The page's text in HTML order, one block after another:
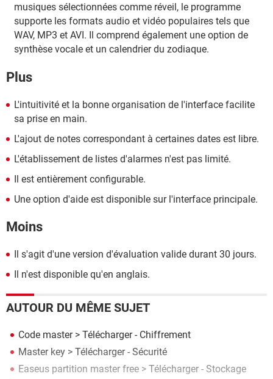
musiques sélectionnées comme réveil, le programme
supporte les formats audio et vidéo populaires tels que
WAV, MP3 et AVI. Il comprend également une option de
synthèse vocale et un calendrier du zodiaque.
Plus
L'intuitivité et la bonne organisation de l'interface facilite
sa prise en main.
L'ajout de notes correspondant à certaines dates est libre.
L'établissement de listes d'alarmes n'est pas limité.
Il est entièrement configurable.
Une option d'aide est disponible sur l'interface principale.
Moins
Il s'agit d'une version d'évaluation valide durant 30 jours.
Il n'est disponible qu'en anglais.
AUTOUR DU MÊME SUJET
Code master> Télécharger - Chiffrement
Master key > Télécharger - Sécurité
Easeus partition master free > Télécharger - Stockage